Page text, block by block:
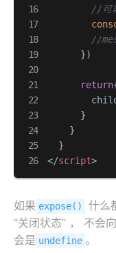
//可
//
      })
return
      }
    }
</script>
如果 expose()
什么
“关闭状态” ， 不会
会是 undefine 。